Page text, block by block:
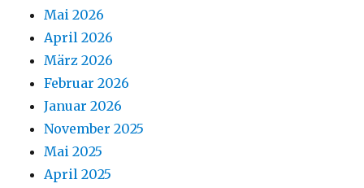
Mai 2026
April 2026
März 2026
Februar 2026
Januar 2026
November 2025
Mai 2025
April 2025